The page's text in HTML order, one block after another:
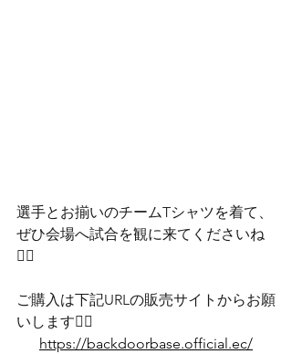
選手とお揃いのチームTシャツを着て、
ぜひ会場へ試合を観に来てくださいね
❤️‍🔥
ご購入は下記URLの販売サイトからお願
いします🙇‍♂️
https://backdoorbase.official.ec/